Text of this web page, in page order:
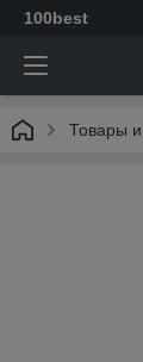
100best
Товары и